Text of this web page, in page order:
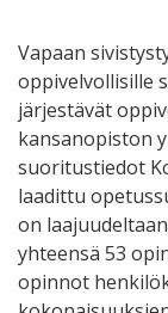
Vapaan
oppivelvollisille
järjestävät
kansanopiston
suoritustiedot
laadittu
on
yhteensä 53
opinnot